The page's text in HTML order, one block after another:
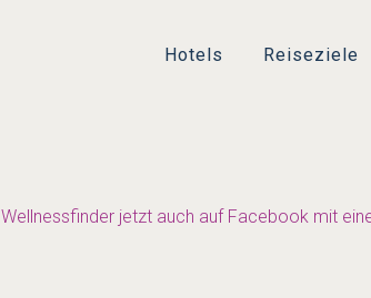
Hotels Reiseziele
Wellnessfinder jetzt auch auf Facebook mit